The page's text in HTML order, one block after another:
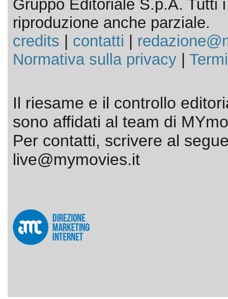
Gruppo Editoriale S.p.A. Tutti
riproduzione anche parziale.
credits
contatti
Normativa sulla privacy|
Il riesame e il controllo
sono affidati al team di
Per contatti, scrivere al
live@mymovies.it